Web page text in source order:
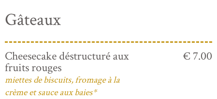
Gâteaux
Cheesecake déstructuré aux
fruits rouges
miettes de biscuits, fromage à la
crème et sauce aux baies*
€ 7.00